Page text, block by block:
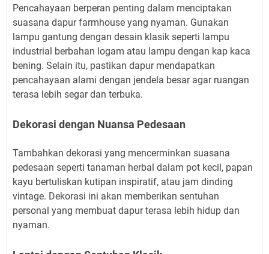
Pencahayaan berperan penting dalam menciptakan
suasana dapur farmhouse yang nyaman. Gunakan
lampu gantung dengan desain klasik seperti lampu
industrial berbahan logam atau lampu dengan kap kaca
bening. Selain itu, pastikan dapur mendapatkan
pencahayaan alami dengan jendela besar agar ruangan
terasa lebih segar dan terbuka.
Dekorasi dengan Nuansa Pedesaan
Tambahkan dekorasi yang mencerminkan suasana
pedesaan seperti tanaman herbal dalam pot kecil, papan
kayu bertuliskan kutipan inspiratif, atau jam dinding
vintage. Dekorasi ini akan memberikan sentuhan
personal yang membuat dapur terasa lebih hidup dan
nyaman.